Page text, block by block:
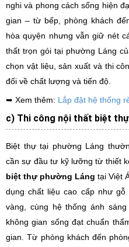
nghi và phong cách sống hiện
gian – từ bếp, phòng khách
hòa quyện nhưng vẫn giữ nét
thất trọn gói tại phường Láng
chọn vật liệu, sản xuất và thi
đối về chất lượng và tiến độ.
➥ Xem thêm: Lắp đặt hệ thống
c) Thi công nội thất biệt
Biệt thự tại phường Láng
cần sự đầu tư kỹ lưỡng từ thiết
biệt thự phường Láng tại Việt
dụng chất liệu cao cấp như
vàng, cùng hệ thống ánh
không gian sống đạt chuẩn
gian. Từ phòng khách đến